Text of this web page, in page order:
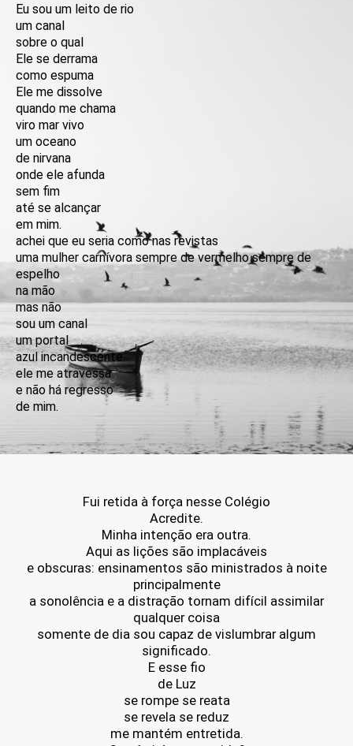
Eu sou um leito de rio
um canal
sobre o qual
Ele se derrama
como espuma
Ele me dissolve
quando me chama
viro mar vivo
um oceano
de nirvana
onde ele afunda
sem fim
até se alcançar
em mim.
achei que eu seria como nas revistas
uma mulher carnívora sempre de vermelho sempre de
espelho
na mão
mas não
sou um canal
um portal
azul incandescente
ele me atravessa
e não há regresso
de mim.
Fui retida à força nesse Colégio
Acredite.
Minha intenção era outra.
Aqui as lições são implacáveis
e obscuras: ensinamentos são ministrados à noite
principalmente
a sonolência e a distração tornam difícil assimilar
qualquer coisa
somente de dia sou capaz de vislumbrar algum
significado.
E esse fio
de Luz
se rompe se reata
se revela se reduz
me mantém entretida.